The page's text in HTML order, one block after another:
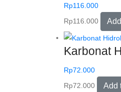
Rp116.000
Rp116.000
Karbonat
Rp72.000
Rp72.000 Add